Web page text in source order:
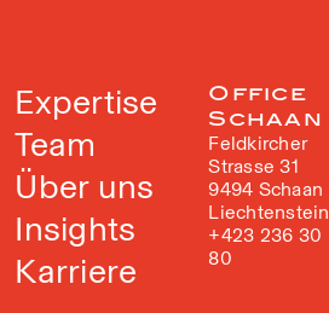
Expertise
Team
Über uns
Insights
Karriere
Office
Schaan
Feldkircher
Strasse 31
9494 Schaan
Liechtenstein
+423 236 30
80